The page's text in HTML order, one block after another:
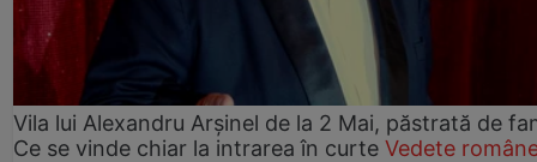
Vila lui Alexandru Arșinel de la 2 Mai, păstrată de
Ce se vinde chiar la intrarea în curte Vedete